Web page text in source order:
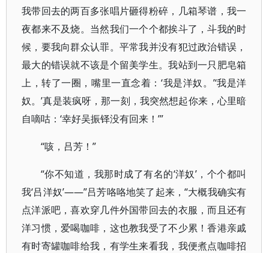
我带回去的两百多张唱片砸得粉碎，几箱琴谱，我一
夜都来不及烧。当然我们一个个都挨斗了，斗我的时
候，要我向群众认罪。平常我并没有犯过政治错误，
最大的错误就不该是个留美学生。我站到一只肥皂箱
上，转了一圈，嘴里一直念着：‘我是洋奴。’‘我是洋
奴。’真是装疯呀，那一刻，我突然想起你来，心里暗
自嘀咕：‘幸好吴振铎没有回来！’”
“咳，吕芳！”
“你不知道，我那时成了有名的‘洋奴’，个个都叫
我‘吕洋奴’——”吕芳咯咯地笑了起来，“大概我确实有
点洋派吧，喜欢穿几件外国带回去的衣服，而且还有
洋习惯，爱喝咖啡，这也教我受了不少累！香港亲戚
有时寄罐咖啡给我，有学生来看我，我便煮点咖啡招